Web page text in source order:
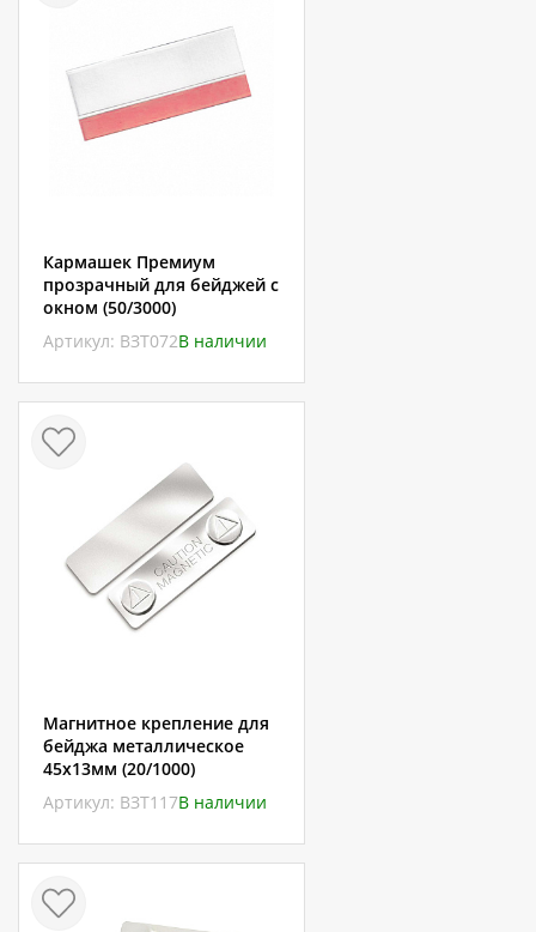
Кармашек Премиум
прозрачный для бейджей с
окном (50/3000)
Артикул: ВЗТ072В наличии
Магнитное крепление для
бейджа металлическое
45х13мм (20/1000)
Артикул: ВЗТ117В наличии